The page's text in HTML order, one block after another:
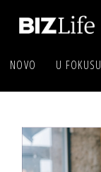
NOVO U FOKUSU